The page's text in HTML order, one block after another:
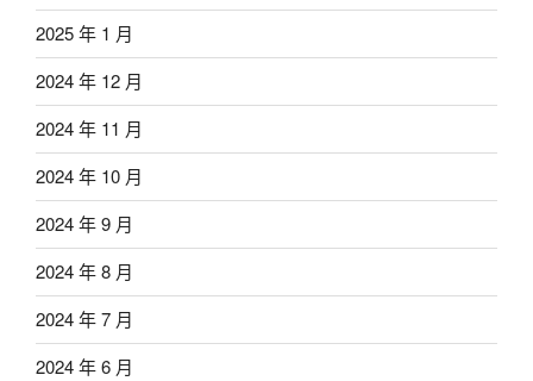
2025 年 1 月
2024 年 12 月
2024 年 11 月
2024 年 10 月
2024 年 9 月
2024 年 8 月
2024 年 7 月
2024 年 6 月